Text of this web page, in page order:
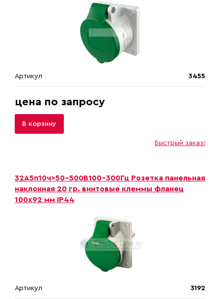
Артикул 3455
цена по запросу
В корзину
Быстрый заказ!
32A5п10ч>50-500B100-300Гц Розетка панельная
наклонная 20 гр. винтовые клеммы фланец
100х92 мм IP44
Артикул 3192